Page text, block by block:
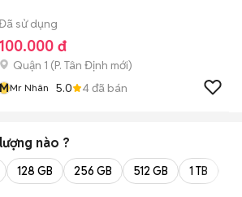
sử dụng
100.000 đ
Quận 1 (P. Tân Định mới)
MMr Nhân 5.0 4đã bán
nào ?
128 GB 256 GB 512 GB 1 TB